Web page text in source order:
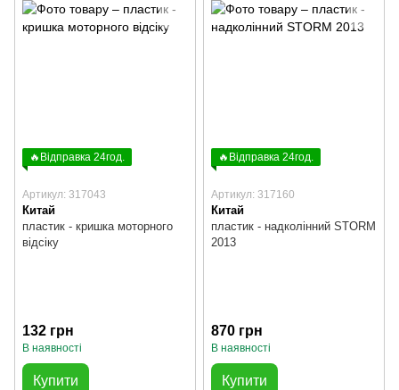
🔥Відправка 24год.
Артикул: 317043
Китай
пластик - кришка моторного
відсіку
132 грн
В наявності
Купити
🔥Відправка 24год.
Артикул: 317160
Китай
пластик - надколінний STORM
2013
870 грн
В наявності
Купити